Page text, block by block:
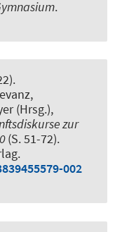
.
(Hrsg.),
zur
(S. 51-72).
002